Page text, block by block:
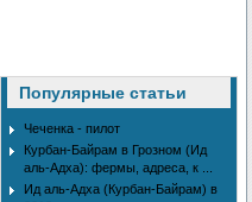
Популярные статьи
Чеченка - пилот
Курбан-Байрам в Грозном (Ид
аль-Адха): фермы, адреса, к ...
Ид аль-Адха (Курбан-Байрам) в